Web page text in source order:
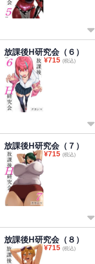
放課後H研究会（６）
¥715 (税込)
放課後H研究会（７）
¥715 (税込)
放課後H研究会（８）
¥715 (税込)